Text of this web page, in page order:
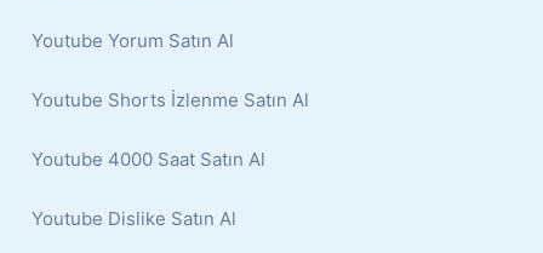
Youtube Yorum Satın Al
Youtube Shorts İzlenme Satın Al
Youtube 4000 Saat Satın Al
Youtube Dislike Satın Al